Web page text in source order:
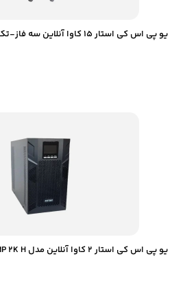
یو پی اس کی استار 15 کاوا آنلاین سه فاز-تک فاز مدل MP3115K H
یو پی اس کی استار 2 کاوا آنلاین مدل MP 2K H